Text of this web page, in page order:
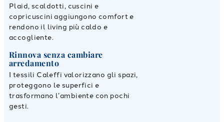
Plaid, scaldotti, cuscini e
copricuscini aggiungono comfort e
rendono il living più caldo e
accogliente.
Rinnova senza cambiare
arredamento
I tessili Caleffi valorizzano gli spazi,
proteggono le superfici e
trasformano l’ambiente con pochi
gesti.